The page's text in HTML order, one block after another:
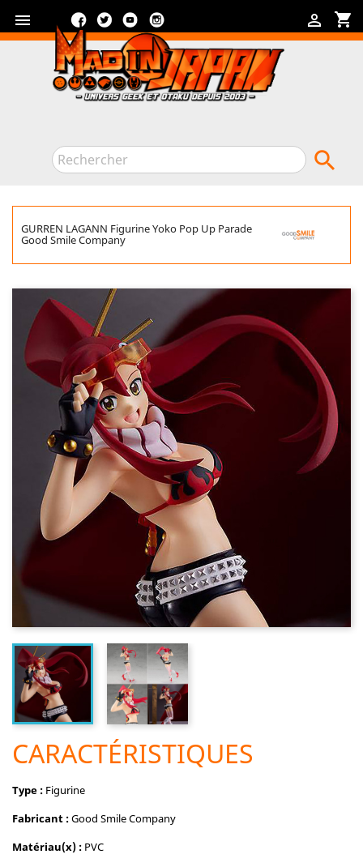
 shopping_cart

FacebookTwitterYouTube

GURREN LAGANN Figurine Yoko Pop Up Parade
Good Smile Company
CARACTÉRISTIQUES
Type : Figurine
Fabricant :Good Smile Company
Matériau(x) : PVC